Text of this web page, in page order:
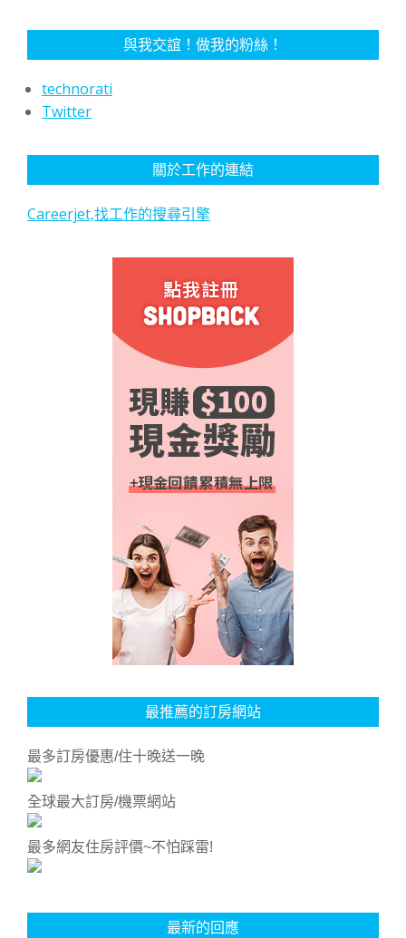
與我交誼！做我的粉絲！
technorati
Twitter
關於工作的連結
Careerjet,找工作的搜尋引擎
最推薦的訂房網站
最多訂房優惠/住十晚送一晚
全球最大訂房/機票網站
最多網友住房評價~不怕踩雷!
最新的回應